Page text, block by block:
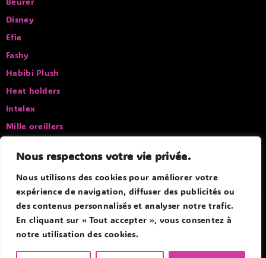
Nous respectons votre vie privée.
Nous utilisons des cookies pour améliorer votre
expérience de navigation, diffuser des publicités ou
des contenus personnalisés et analyser notre trafic.
En cliquant sur « Tout accepter », vous consentez à
notre utilisation des cookies.
Disney
Efie
Fashy
Habibi Plush
Heat holders
Intelex
Mille oreillers
Sissel
© 2026 Douce Bouillotte - Par Boitmobile - Agence web